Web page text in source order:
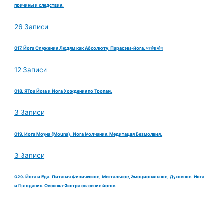
причины и следствия.
26 Записи
017. Йога Служения Людям как Абсолюту. Парасэва-йога. परसेवा योग
12 Записи
018. ЯТра Йога и Йога Хождения по Тропам.
3 Записи
019. Йога Моуна (Mouna). Йога Молчания. Медитация Безмолвия.
3 Записи
020. Йога и Еда. Питания Физическое, Ментальное, Эмоциональное, Духовное. Йога
и Голодания. Овсянка-Экстра спасение йогов.